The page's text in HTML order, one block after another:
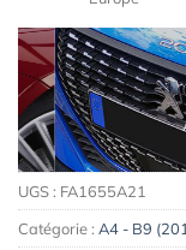
UGS : FA1655A21
Catégorie : A4 - B9